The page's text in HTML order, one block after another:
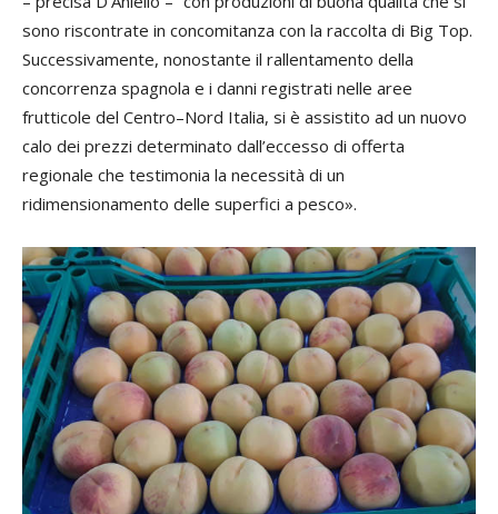
sono riscontrate in concomitanza con la raccolta di Big Top.
Successivamente, nonostante il rallentamento della
concorrenza spagnola e i danni registrati nelle aree
frutticole del Centro–Nord Italia, si è assistito ad un nuovo
calo dei prezzi determinato dall’eccesso di offerta
regionale che testimonia la necessità di un
ridimensionamento delle superfici a pesco».